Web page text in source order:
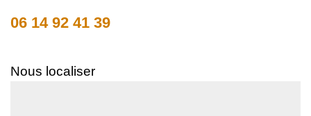
06 14 92 41 39
Nous localiser